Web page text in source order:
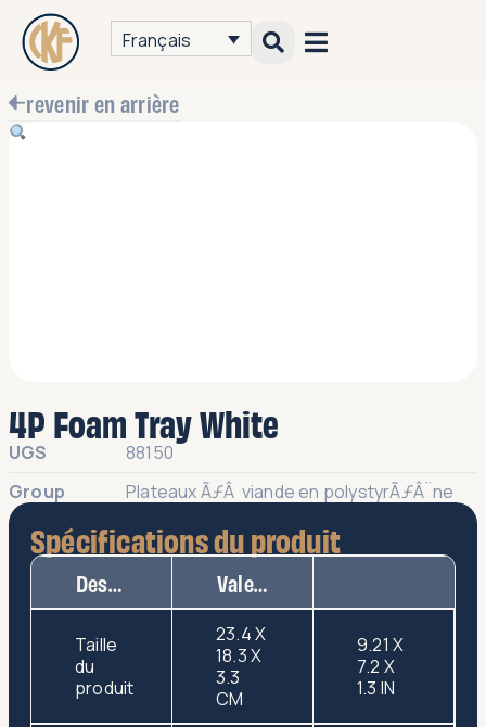
Français
revenir en arrière
4P Foam Tray White
UGS
88150
Group
Plateaux ÃƒÂ viande en polystyrÃƒÂ¨ne
Spécifications du produit
Description Valeur
Taille
du
produit
23.4 X
18.3 X
3.3
CM
9.21 X
7.2 X
1.3 IN